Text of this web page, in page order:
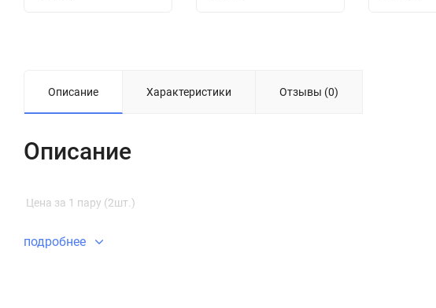
Описание Характеристики Отзывы (0)
Описание
Цена за 1 пару (2шт.)
подробнее